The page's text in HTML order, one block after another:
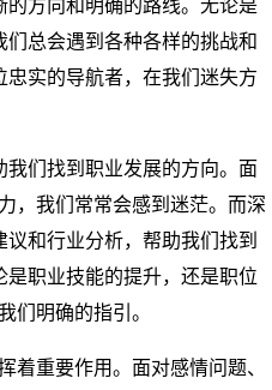
方向和明确的路线。无论是
总会遇到各种各样的挑战和
忠实的导航者，在我们迷失方
们找到职业发展的方向。面
，我们常常会感到迷茫。而深
和行业分析，帮助我们找到
职业技能的提升，还是职位
们明确的指引。
着重要作用。面对感情问题、